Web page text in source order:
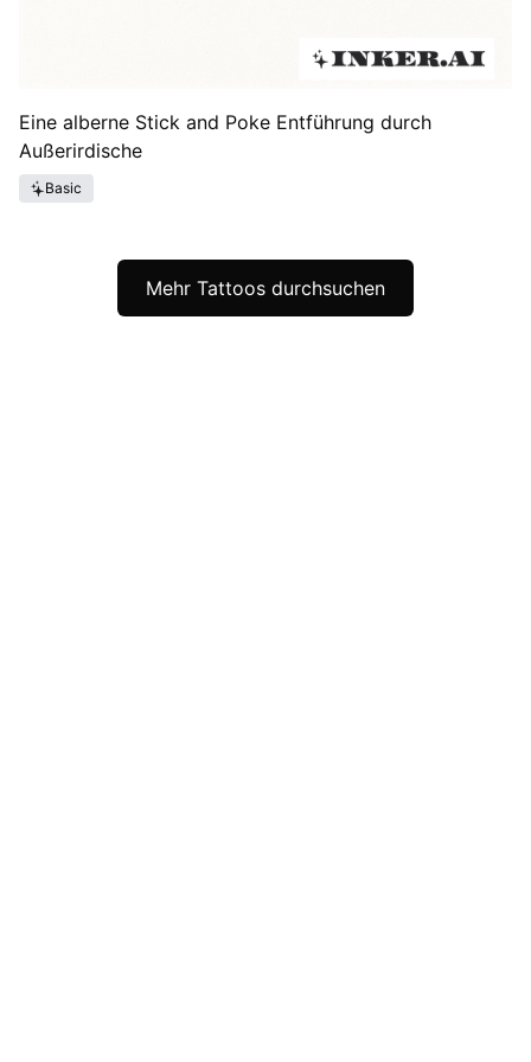
Eine alberne Stick and Poke Entführung durch
Außerirdische
Basic
Mehr Tattoos durchsuchen